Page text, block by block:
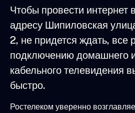
Чтобы провести интернет
адресу Шипиловская
2, не придется ждать, все
подключению домашнего
кабельного телевидения
быстро.
Ростелеком уверенно